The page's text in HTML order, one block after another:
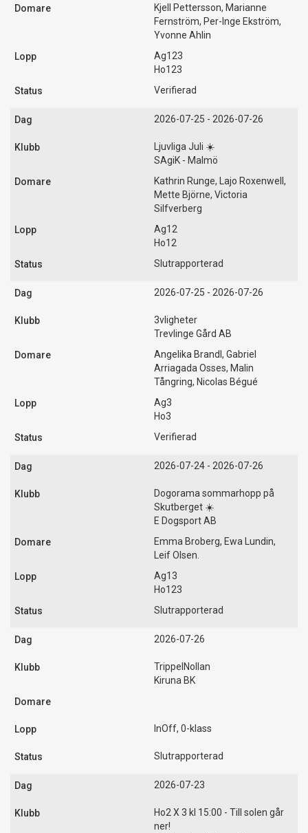
Kjell Pettersson, Marianne
Fernström, Per-Inge Ekström,
Yvonne Ahlin
Ag123
Ho123
Verifierad
2026-07-25 - 2026-07-26
Ljuvliga Juli ☀️
SAgiK - Malmö
Kathrin Runge, Lajo Roxenwell,
Mette Björne, Victoria
Silfverberg
Ag12
Ho12
Slutrapporterad
2026-07-25 - 2026-07-26
3vligheter
Trevlinge Gård AB
Angelika Brandl, Gabriel
Arriagada Osses, Malin
Tångring, Nicolas Bégué
Ag3
Ho3
Verifierad
2026-07-24 - 2026-07-26
Dogorama sommarhopp på
Skutberget ☀️
E Dogsport AB
Emma Broberg, Ewa Lundin,
Leif Olsen.
Ag13
Ho123
Slutrapporterad
2026-07-26
TrippelNollan
Kiruna BK
InOff, 0-klass
Slutrapporterad
2026-07-23
Ho2 X 3 kl 15:00 - Till solen går
ner!